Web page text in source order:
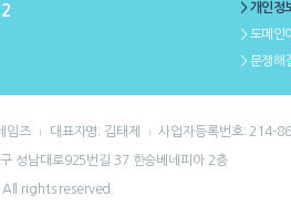
＞개인정
＞도메인
＞분쟁해
임즈 대표자명: 김태제 사업자등록번호: 214-
성남대로925번길 37 한승베네피아 2층
rights reserved.